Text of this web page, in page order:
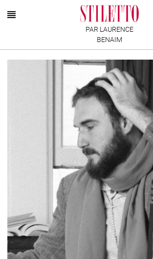
PAR LAURENCE
BENAIM